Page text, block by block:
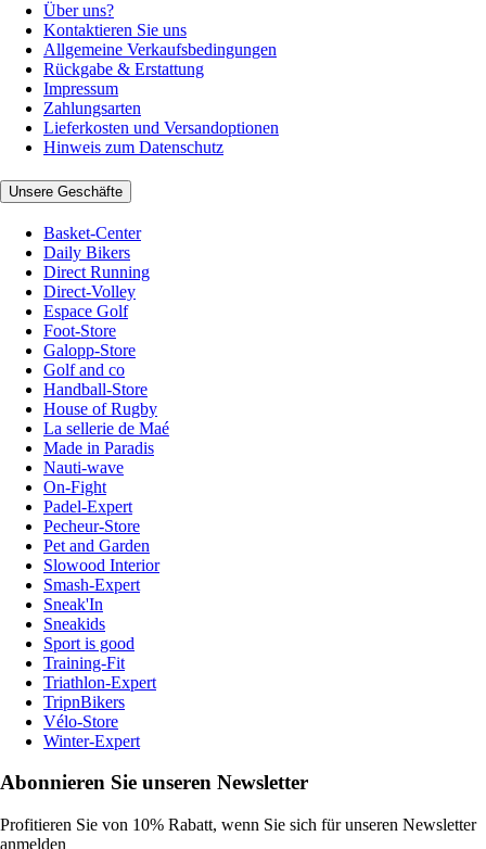
Über uns?
Kontaktieren Sie uns
Allgemeine Verkaufsbedingungen
Rückgabe & Erstattung
Impressum
Zahlungsarten
Lieferkosten und Versandoptionen
Hinweis zum Datenschutz
Unsere Geschäfte
Basket-Center
Daily Bikers
Direct Running
Direct-Volley
Espace Golf
Foot-Store
Galopp-Store
Golf and co
Handball-Store
House of Rugby
La sellerie de Maé
Made in Paradis
Nauti-wave
On-Fight
Padel-Expert
Pecheur-Store
Pet and Garden
Slowood Interior
Smash-Expert
Sneak'In
Sneakids
Sport is good
Training-Fit
Triathlon-Expert
TripnBikers
Vélo-Store
Winter-Expert
Abonnieren Sie unseren Newsletter
Profitieren Sie von 10% Rabatt, wenn Sie sich für unseren Newsletter
anmelden